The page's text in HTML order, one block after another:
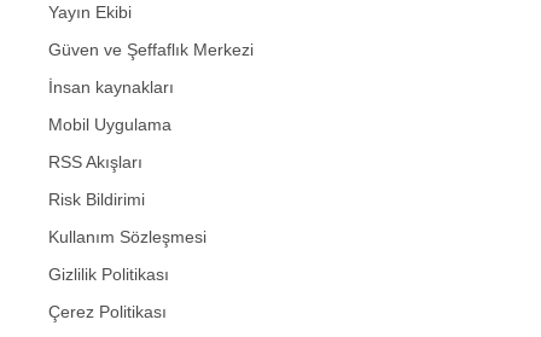
Yayın Ekibi
Güven ve Şeffaflık Merkezi
İnsan kaynakları
Mobil Uygulama
RSS Akışları
Risk Bildirimi
Kullanım Sözleşmesi
Gizlilik Politikası
Çerez Politikası